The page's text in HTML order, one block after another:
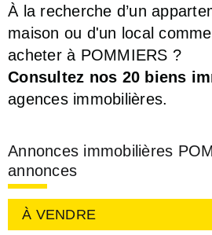
À la recherche d’un
maison ou d'un local
acheter à POMMIERS ?
Consultez nos 20 biens
agences immobilières.
Annonces immobilières
annonces
À VENDRE